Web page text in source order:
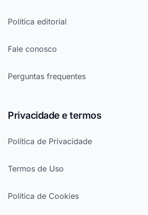
Política editorial
Fale conosco
Perguntas frequentes
Privacidade e termos
Política de Privacidade
Termos de Uso
Política de Cookies